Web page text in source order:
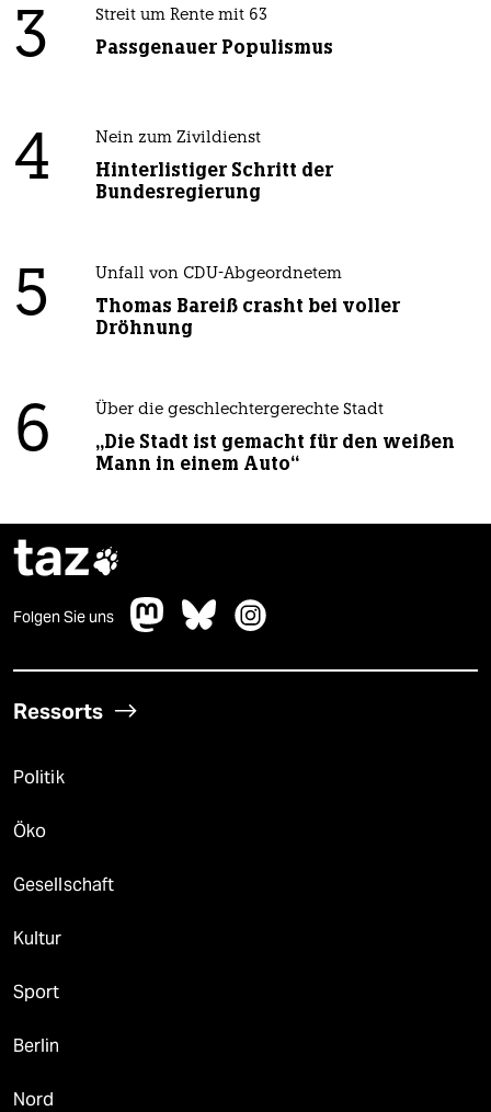
3 Streit um Rente mit 63
Passgenauer Populismus
4 Nein zum Zivildienst
Hinterlistiger Schritt der
Bundesregierung
5 Unfall von CDU-Abgeordnetem
Thomas Bareiß crasht bei voller
Dröhnung
6 Über die geschlechtergerechte Stadt
„Die Stadt ist gemacht für den weißen
Mann in einem Auto“
taz
Folgen Sie uns
Ressorts
Politik
Öko
Gesellschaft
Kultur
Sport
Berlin
Nord